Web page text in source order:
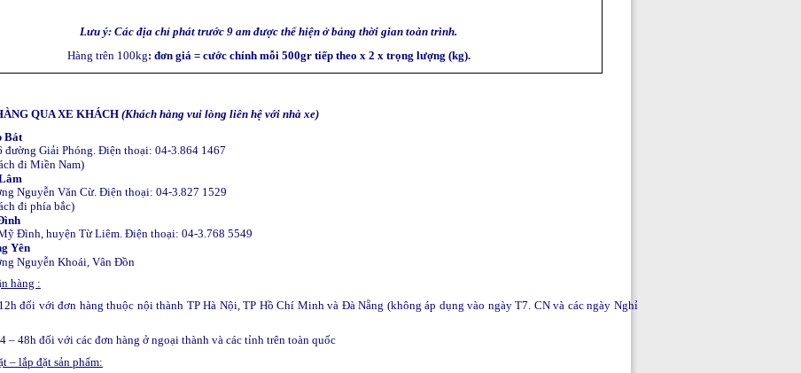
Lưu ý: Các địa chỉ phát trước 9 am được thể hiện ở bảng thời gian toàn trình.
Hàng trên 100kg: đơn giá = cước chính mỗi 500gr tiếp theo x 2 x trọng lượng (kg).
QUA XE KHÁCH(Khách hàng vui lòng liên hệ với nhà xe)
Bát
đường Giải Phóng. Điện thoại: 04-3.864 1467
đi Miền Nam)
Nguyễn Văn Cừ. Điện thoại: 04-3.827 1529
đi phía bắc)
Đình, huyện Từ Liêm. Điện thoại: 04-3.768 5549
Yên
Nguyễn Khoái, Vân Đồn
hàng :
đối với đơn hàng thuộc nội thành TP Hà Nội, TP Hồ Chí Minh và Đà Nẵng (không áp dụng vào ngày T7. CN và các ngày Nghỉ
– 48h đối với các đơn hàng ở ngoại thành và các tỉnh trên toàn quốc
– lắp đặt sản phẩm: